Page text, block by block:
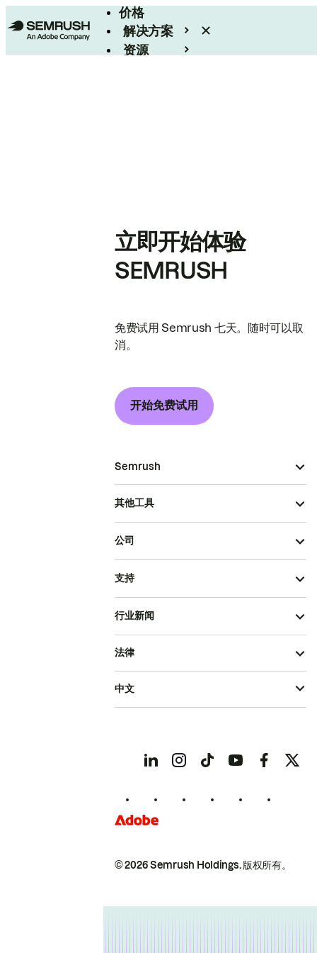
价格
解决方案
资源
立即开始体验
SEMRUSH
免费试用 Semrush 七天。随时可以取
消。
开始免费试用
Semrush
其他工具
公司
支持
行业新闻
© 2026 Semrush Holdings.版权所有。
法律
中文